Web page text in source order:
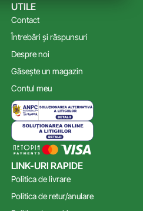
LINK-URI RAPIDE
Politica de livrare
Politica de retur/anulare
UTILE
Contact
Întrebări și răspunsuri
Despre noi
Găsește un magazin
Contul meu